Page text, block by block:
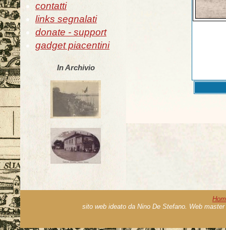
contatti
links segnalati
donate - support
gadget piacentini
In Archivio
sito web ideato da Nino De Stefano. Web